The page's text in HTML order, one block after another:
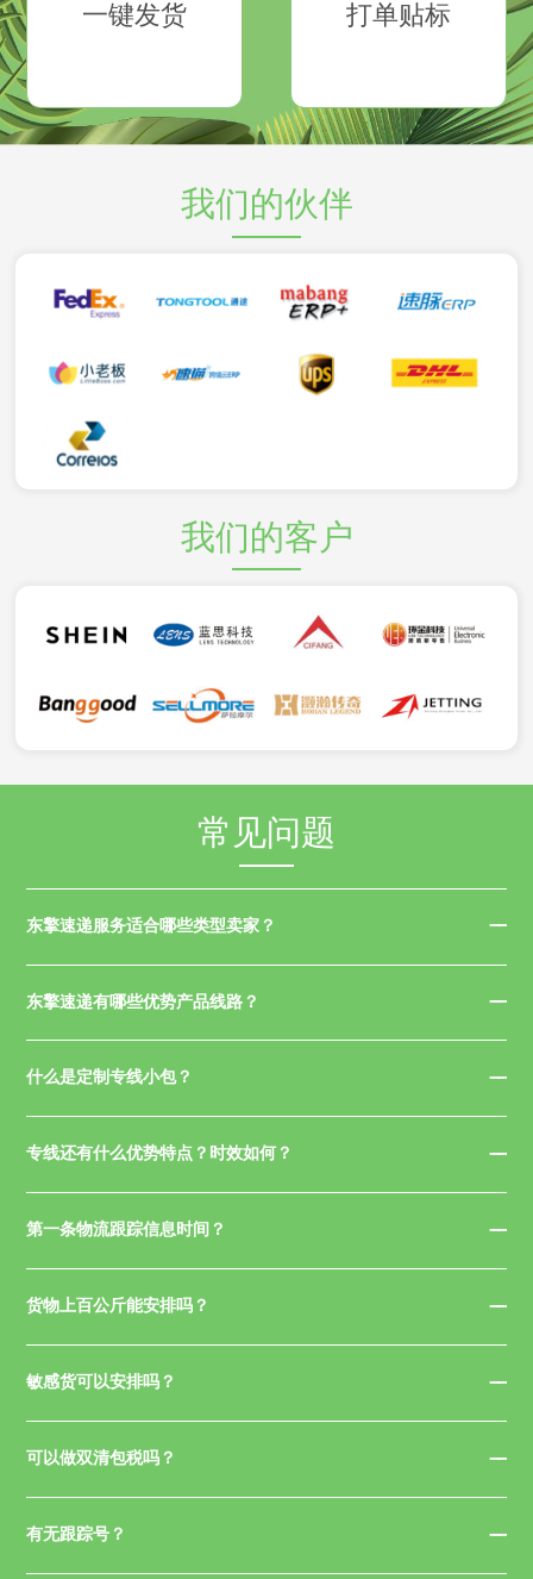
一键发货
打单贴标
我们的伙伴
我们的客户
常见问题
东擎速递服务适合哪些类型卖家？
东擎速递有哪些优势产品线路？
什么是定制专线小包？
专线还有什么优势特点？时效如何？
第一条物流跟踪信息时间？
货物上百公斤能安排吗？
敏感货可以安排吗？
可以做双清包税吗？
有无跟踪号？